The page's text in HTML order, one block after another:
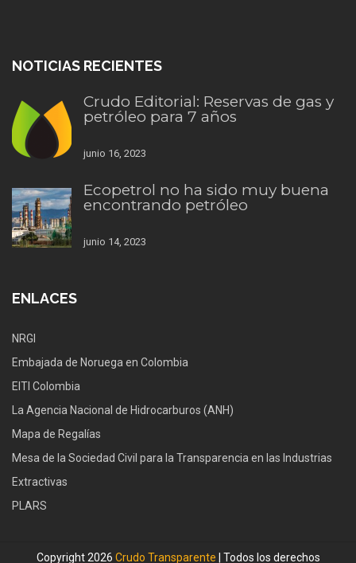
NOTICIAS RECIENTES
Crudo Editorial: Reservas de gas y
petróleo para 7 años
junio 16, 2023
Ecopetrol no ha sido muy buena
encontrando petróleo
junio 14, 2023
ENLACES
NRGI
Embajada de Noruega en Colombia
EITI Colombia
La Agencia Nacional de Hidrocarburos (ANH)
Mapa de Regalías
Mesa de la Sociedad Civil para la Transparencia en las Industrias
Extractivas
PLARS
Copyright 2026 Crudo Transparente | Todos los derechos